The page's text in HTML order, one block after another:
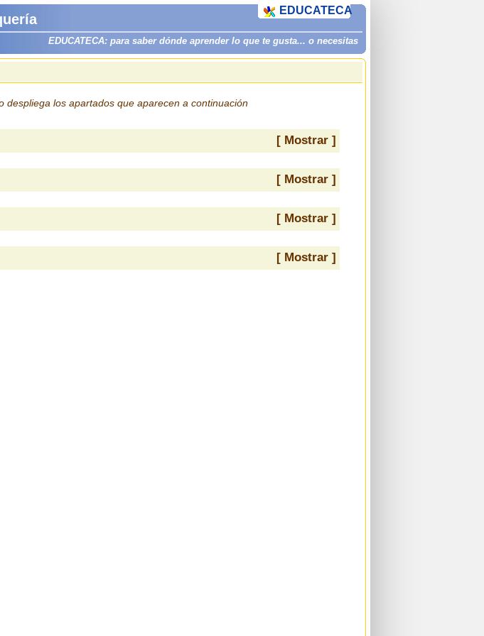
EDUCATECA: para saber dónde aprender lo que te gusta... o necesitas
EDUCATECA
despliega los apartados que aparecen a continuación
[ Mostrar ]
[ Mostrar ]
[ Mostrar ]
[ Mostrar ]